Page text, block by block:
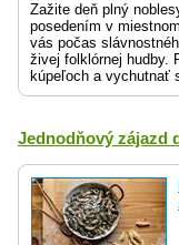
Zažite deň plný
posedením v
vás počas
živej folklórnej hudby.
kúpeľoch a vychutnať
Jednodňový zájazd